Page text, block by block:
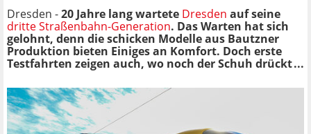
Dresden -20 Jahre lang wartete Dresden auf seine
dritte Straßenbahn-Generation. Das Warten hat sich
gelohnt, denn die schicken Modelle aus Bautzner
Produktion bieten Einiges an Komfort. Doch erste
Testfahrten zeigen auch, wo noch der Schuh drückt ...